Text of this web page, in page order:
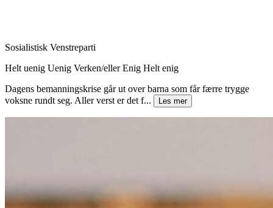
Sosialistisk Venstreparti
Helt uenig Uenig Verken/eller Enig Helt enig
Dagens bemanningskrise går ut over barna som får færre trygge
voksne rundt seg. Aller verst er det f...
Les mer